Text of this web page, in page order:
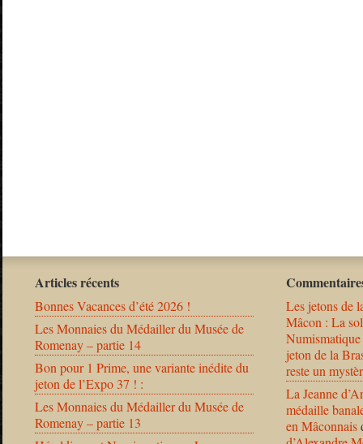
Articles récents
Bonnes Vacances d’été 2026 !
Les Monnaies du Médailler du Musée de
Romenay – partie 14
Bon pour 1 Prime, une variante inédite du
jeton de l’Expo 37 ! :
Les Monnaies du Médailler du Musée de
Romenay – partie 13
Les jetons de
Mâcon : La
jeton de la
reste un
La Jeanne
médaille
en Mâconnais